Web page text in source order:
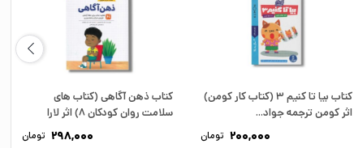
کتاب بیا تا کنیم 3 (کتاب کار کومن)
اثر کومن ترجمه جواد...
200,000 تومان
کتاب ذهن آگاهی (کتاب های
سلامت روان کودکان 8) اثر لارا
298,000 تومان